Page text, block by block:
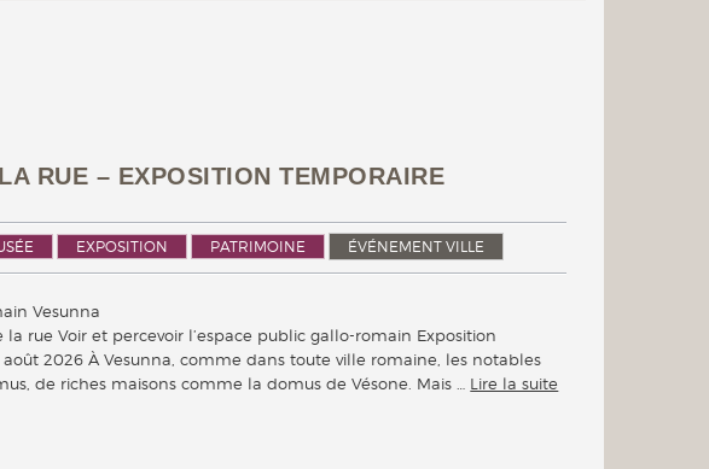
RUE – EXPOSITION TEMPORAIRE
EXPOSITION PATRIMOINE ÉVÉNEMENT VILLE
Vesunna
la rue Voir et percevoir l’espace public gallo-romain Exposition
août 2026 À Vesunna, comme dans toute ville romaine, les notables
de riches maisons comme la domus de Vésone. Mais … Lire la suite